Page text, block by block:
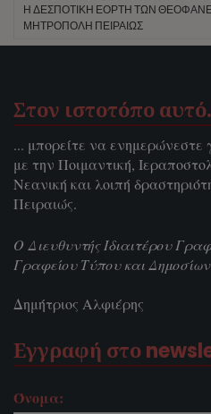
Η ΔΕΣΠΟΤΙΚΉ ΕΟΡΤΉ ΤΩΝ
ΜΗΤΡΌΠΟΛΗ ΠΕΙΡΑΙΏΣ
Στον ιστοτόπο
... μπορείτε να ενημερώνεστε
με την Ποιμαντική,
Νεανική και λοιπή
Πειραιώς.
Ο Διευθυντής Ιδιαιτέρου
Γραφείου Τύπου και
Δημήτριος Αλφιέρης
Εγγραφή στο
Όνομα: